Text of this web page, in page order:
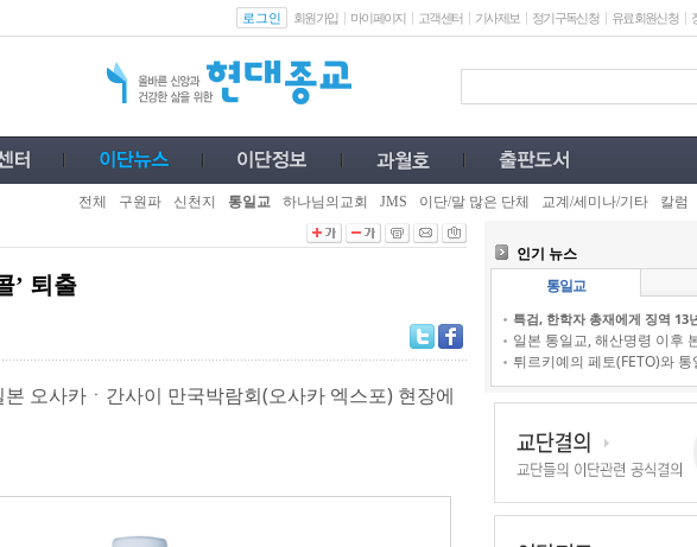
로그인 회원가입 마이페이지 고객센터 기사제보 정기구독신청 유료회원신청
전체 구원파 신천지 통일교 하나님의교회 JMS 이단/말 많은 단체 교계/세미나/기타 칼럼
’ 퇴출
본 오사카ㆍ간사이 만국박람회(오사카 엑스포) 현장에
인기 뉴스
통일교
특검, 한학자 총재에게 징역 13
일본 통일교, 해산명령 이후
튀르키예의 페토(FETO)와 통